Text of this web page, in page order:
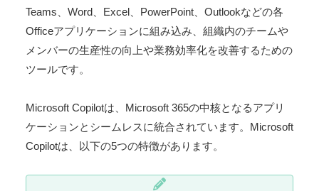
Teams、Word、Excel、PowerPoint、Outlookなどの各
Officeアプリケーションに組み込み、組織内のチームや
メンバーの生産性の向上や業務効率化を改善するための
ツールです。
Microsoft Copilotは、Microsoft 365の中核となるアプリ
ケーションとシームレスに統合されています。Microsoft
Copilotは、以下の5つの特徴があります。